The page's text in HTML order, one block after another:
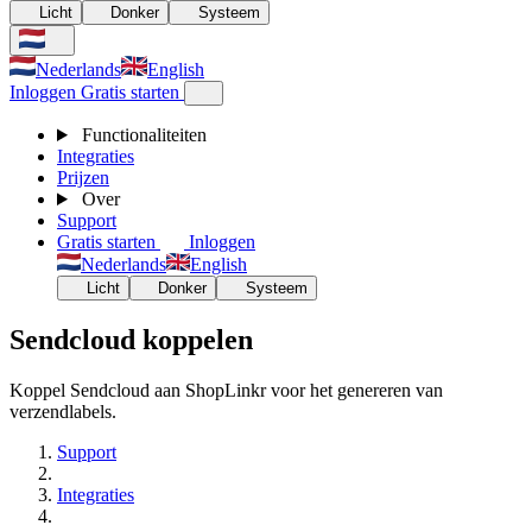
Licht Donker Systeem
Nederlands
English
Inloggen Gratis starten
Functionaliteiten
Integraties
Prijzen
Over
Support
Gratis starten
Inloggen
Nederlands
English
Licht Donker Systeem
Sendcloud koppelen
Koppel Sendcloud aan ShopLinkr voor het genereren van
verzendlabels.
Support
Integraties